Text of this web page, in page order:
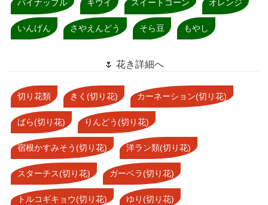
パイナップル キウイ スイートコーン オレンジ
いんげん さやえんどう そら豆 もやし
🌷 花き詳細へ
切り花類 きく(切り花) カーネーション(切り花)
ばら(切り花) りんどう(切り花)
宿根かすみそう(切り花) 洋ラン類(切り花)
スターチス(切り花) ガーベラ(切り花)
トルコギキョウ(切り花) ゆり(切り花)